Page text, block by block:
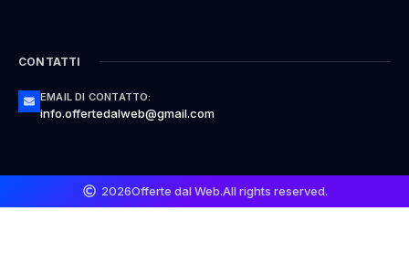
CONTATTI
EMAIL DI CONTATTO:
info.offertedalweb@gmail.com
2026Offerte dal Web.All rights reserved.